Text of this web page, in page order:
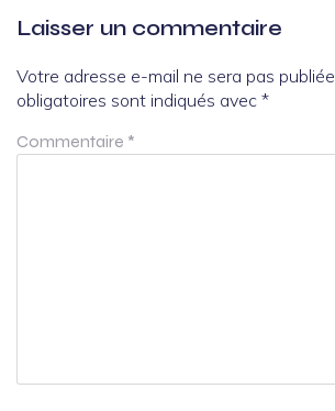
Laisser un commentaire
Votre adresse e-mail ne sera pas publiée.
obligatoires sont indiqués avec *
Commentaire *